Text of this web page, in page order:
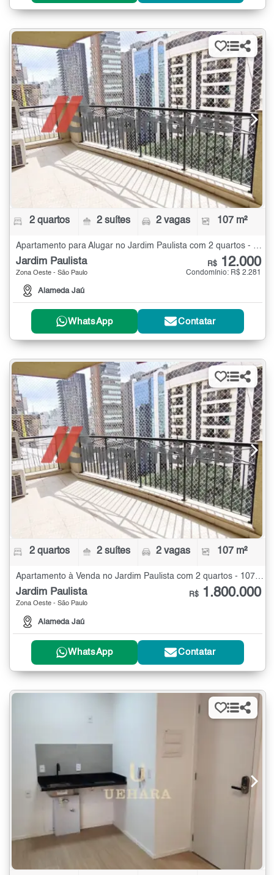
2 quartos 2 suítes 2 vagas 107 m²
Apartamento para Alugar no Jardim Paulista com 2 quartos - 107 m²
Jardim Paulista
Zona Oeste - São Paulo
Alameda Jaú
R$ 12.000
Condomínio: R$ 2.281
WhatsApp Contatar
2 quartos 2 suítes 2 vagas 107 m²
Apartamento à Venda no Jardim Paulista com 2 quartos - 107 m²
Jardim Paulista
Zona Oeste - São Paulo
Alameda Jaú
R$ 1.800.000
WhatsApp Contatar